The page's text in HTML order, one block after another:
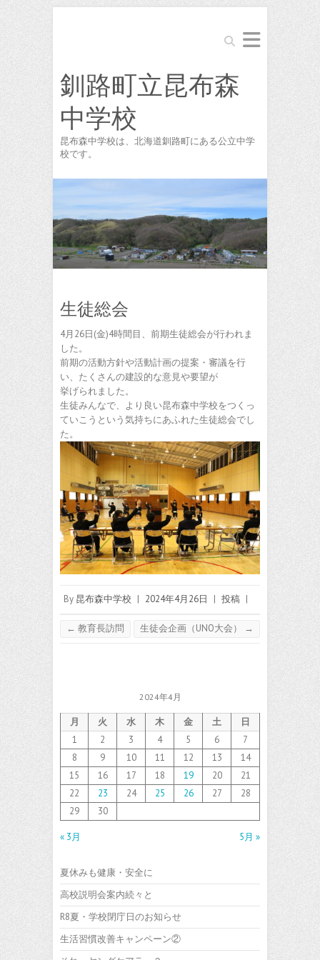
Search
釧路町立昆布森
中学校
昆布森中学校は、北海道釧路町にある公立中学
校です。
生徒総会
4月26日(金)4時間目、前期生徒総会が行われま
した。
前期の活動方針や活動計画の提案・審議を行
い、たくさんの建設的な意見や要望が
挙げられました。
生徒みんなで、より良い昆布森中学校をつくっ
ていこうという気持ちにあふれた生徒総会でし
た。
By 昆布森中学校 | 2024年4月26日 | 投稿 |
← 教育長訪問 生徒会企画（UNO大会） →
2024年4月
月 火 水 木 金 土
日
1
2 3 4 5 6
7
8
9 10 11 12 13
14
15
16 17 18 19 20
21
22
23 24 25 26 27
28
29
30
« 3月 5月 »
夏休みも健康・安全に
高校説明会案内続々と
R8夏・学校閉庁日のお知らせ
生活習慣改善キャンペーン②